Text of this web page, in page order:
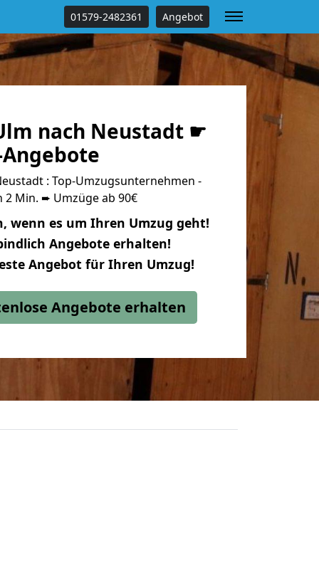
01579-2482361 Angebot
nach Neustadt ☛
: Top-Umzugsunternehmen -
2 Min. ➨ Umzüge ab 90€
wenn es um Ihren Umzug geht!
Angebote erhalten!
Angebot für Ihren Umzug!
Angebote erhalten